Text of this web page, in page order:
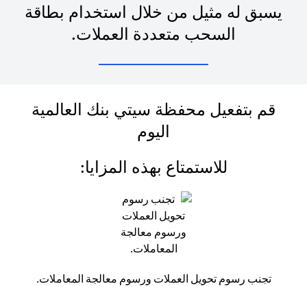
يسبق له مثيل من خلال استخدام بطاقة
السحب متعددة العملات.
قم بتفعيل محفظة سيتي بنك العالمية
اليوم
للاستمتاع بهذه المزايا:
تجنب رسوم تحويل العملات ورسوم معالجة المعاملات.